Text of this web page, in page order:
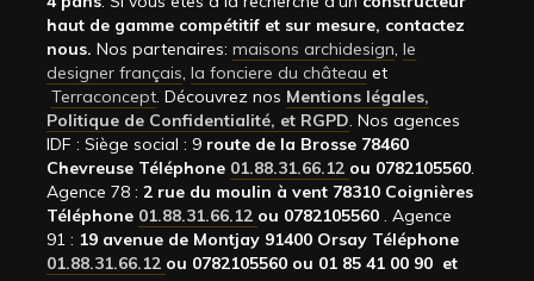
haut de gamme compétitif et sur mesure, contactez
nous. Nos partenaires: maisons archidesign, le
designer français, la fonciere du château et
Terraconcept. Découvrez nos Mentions légales,
Politique de Confidentialité, et RGPD. Nos agences
IDF : Siège social : 9 route de la Brosse 78460
Chevreuse Téléphone 01.88.31.66.12 ou 0782105560.
Agence 78 : 2 rue du moulin à vent 78310 Coignières
Téléphone 01.88.31.66.12 ou 0782105560 . Agence
91 : 19 avenue de Montjay 91400 Orsay Téléphone
01.88.31.66.12 ou 0782105560 ou 01 85 41 00 90 et